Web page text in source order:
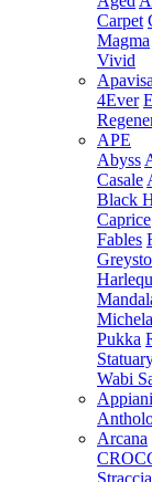
Carpet
Magma
Vivid
Apavisa
4Ever
APE
Abyss
Casale
Black
Caprice
Fables
Pukka
Wabi
Appiani
Arcana